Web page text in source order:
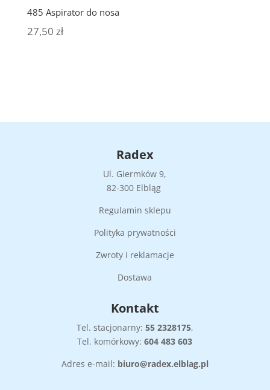
485 Aspirator do nosa
27,50 zł
Radex
Ul. Giermków 9,
82-300 Elbląg
Regulamin sklepu
Polityka prywatności
Zwroty i reklamacje
Dostawa
Kontakt
Tel. stacjonarny: 55 2328175,
Tel. komórkowy:604 483 603
Adres e-mail: biuro@radex.elblag.pl